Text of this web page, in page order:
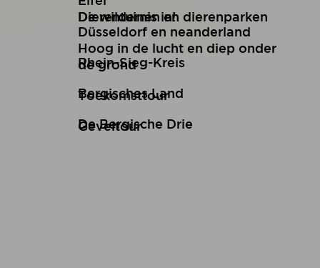
De wildernis in!
Hoog in de lucht en diep onder
de grond
Toekomsttour
Geveltour
Düsseldorf en neanderland
Rhein-Sieg-Kreis
Bergisches Land
De Bergische Drie
Dierentuinen en dierenparken